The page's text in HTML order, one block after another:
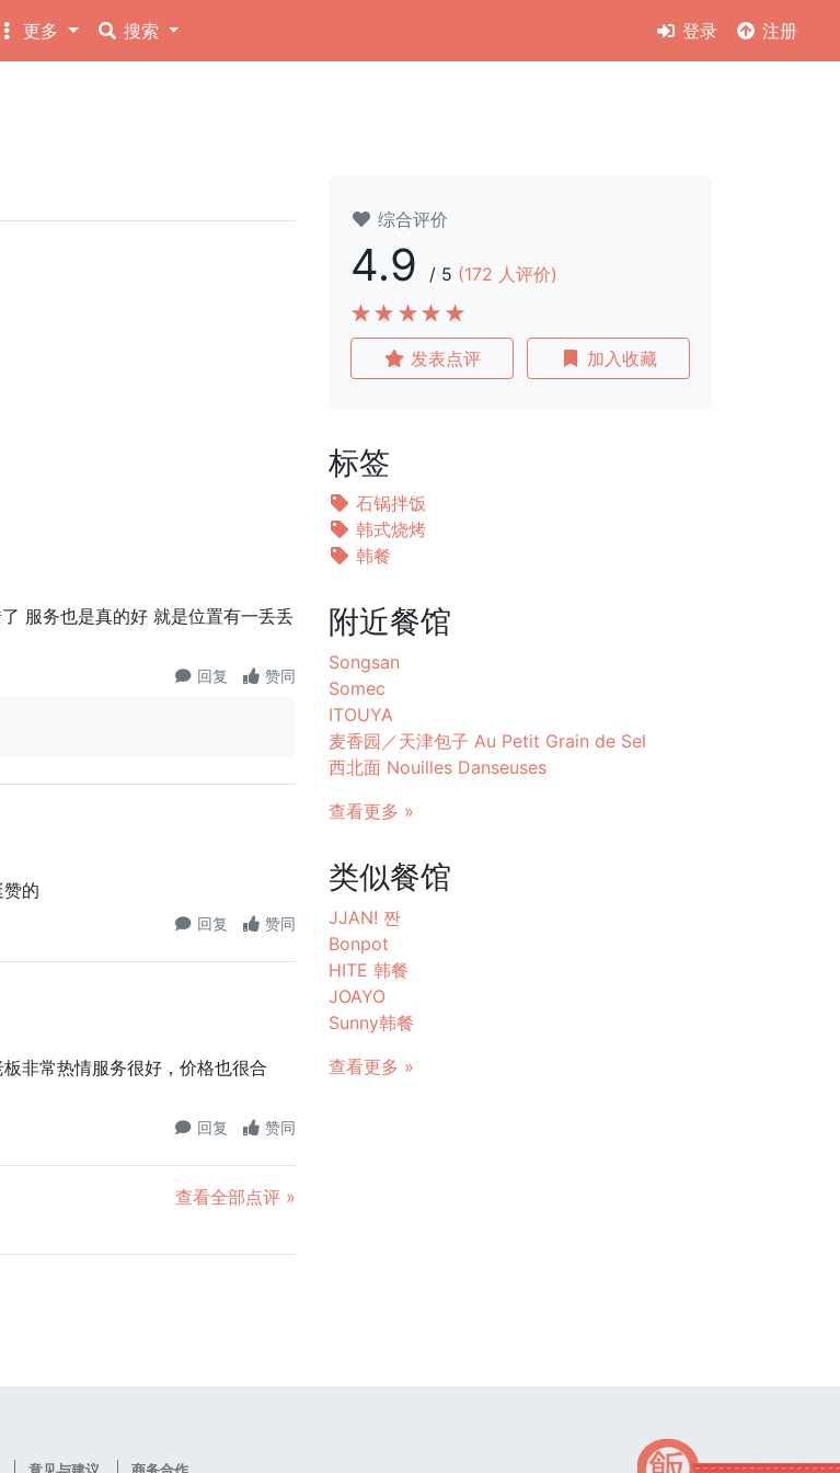
更多 搜索 登录 注册
服务也是真的好 就是位置有一丢丢
回复 赞同
的
回复 赞同
非常热情服务很好，价格也很合
回复 赞同
查看全部点评 »
综合评价
4.9 / 5 (172 人评价)
发表点评 加入收藏
标签
石锅拌饭
韩式烧烤
韩餐
附近餐馆
Songsan
Somec
ITOUYA
麦香园／天津包子 Au Petit Grain de Sel
西北面 Nouilles Danseuses
查看更多 »
类似餐馆
JJAN! 짠
Bonpot
HITE 韩餐
JOAYO
Sunny韩餐
查看更多 »